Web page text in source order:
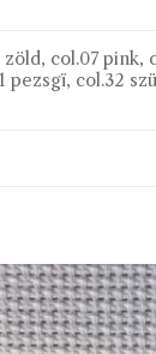
col.07 pink,
col.32